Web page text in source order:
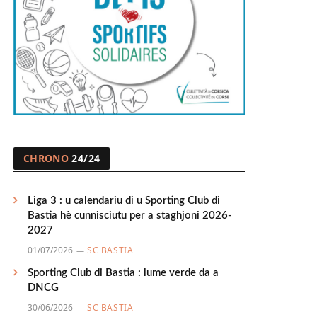
CHRONO 24/24
Liga 3 : u calendariu di u Sporting Club di
Bastia hè cunnisciutu per a staghjoni 2026-
2027
01/07/2026 SC BASTIA
Sporting Club di Bastia : lume verde da a
DNCG
30/06/2026 SC BASTIA